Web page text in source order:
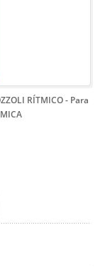
RÍTMICO- Para